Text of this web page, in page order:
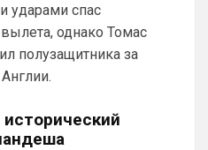
ударами спас
однако Томас
полузащитника за